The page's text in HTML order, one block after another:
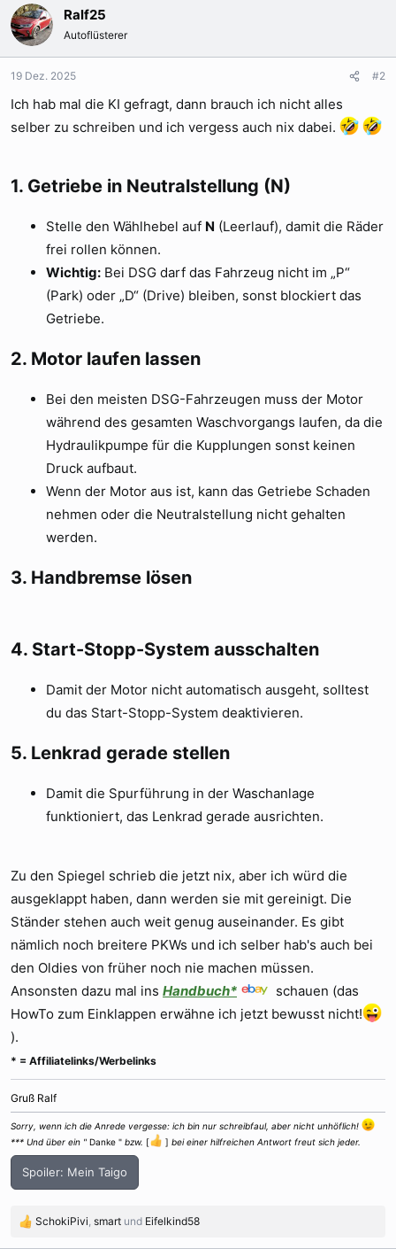
k
t
i
o
n
n
Ralf25
Autoflüsterer
19 Dez. 2025 #2
Ich hab mal die KI gefragt, dann brauch ich nicht alles
selber zu schreiben und ich vergess auch nix dabei.
1. Getriebe in Neutralstellung (N)
Stelle den Wählhebel auf N (Leerlauf), damit die Räder
frei rollen können.
Wichtig: Bei DSG darf das Fahrzeug nicht im „P“
(Park) oder „D“ (Drive) bleiben, sonst blockiert das
Getriebe.
2. Motor laufen lassen
Bei den meisten DSG-Fahrzeugen muss der Motor
während des gesamten Waschvorgangs laufen, da die
Hydraulikpumpe für die Kupplungen sonst keinen
Druck aufbaut.
Wenn der Motor aus ist, kann das Getriebe Schaden
nehmen oder die Neutralstellung nicht gehalten
werden.
3. Handbremse lösen
4. Start-Stopp-System ausschalten
Damit der Motor nicht automatisch ausgeht, solltest
du das Start-Stopp-System deaktivieren.
5. Lenkrad gerade stellen
Damit die Spurführung in der Waschanlage
funktioniert, das Lenkrad gerade ausrichten.
Zu den Spiegel schrieb die jetzt nix, aber ich würd die
ausgeklappt haben, dann werden sie mit gereinigt. Die
Ständer stehen auch weit genug auseinander. Es gibt
nämlich noch breitere PKWs und ich selber hab's auch bei
den Oldies von früher noch nie machen müssen.
Ansonsten dazu mal ins Handbuch*
schauen (das
HowTo zum Einklappen erwähne ich jetzt bewusst nicht!
).
* = Affiliatelinks/Werbelinks
Gruß Ralf
Sorry, wenn ich die Anrede vergesse: ich bin nur schreibfaul, aber nicht unhöflich!
*** Und über ein " Danke " bzw. [ ] bei einer hilfreichen Antwort freut sich jeder.
Spoiler: Mein Taigo
R
SchokiPivi, smart und Eifelkind58